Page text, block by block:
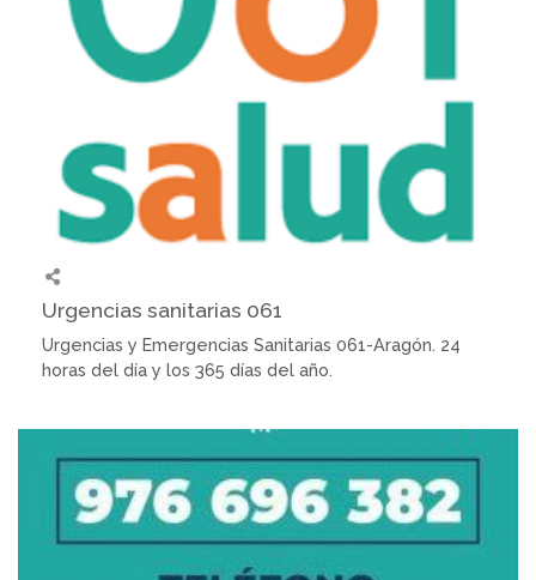
Urgencias sanitarias 061
Urgencias y Emergencias Sanitarias 061-Aragón. 24
horas del día y los 365 días del año.